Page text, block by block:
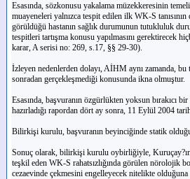
Esasında, sözkonusu yakalama müzekkeresinin
muayeneleri yalnızca tespit edilen ilk WK-S
görüldüğü hastanın sağlık durumunun tutukluluk
tespitleri tartışma konusu yapılmasını gerektirecek
karar, A serisi no: 269, s.17, §§ 29-30).
İzleyen nedenlerden dolayı, AİHM aynı zamanda, bu
sonradan gerçekleşmediği konusunda ikna olmuştur.
Esasında, başvuranın özgürlükten yoksun
hazırladığı rapordan dört ay sonra, 11 Eylül 2004
Bilirkişi kurulu, başvuranın beyinciğinde statik
Sonuç olarak, bilirkişi kurulu oybirliğiyle,
teşkil eden WK-S rahatsızlığında görülen nörolojik
cezaevinde çekmesini engelleyecek nitelikte